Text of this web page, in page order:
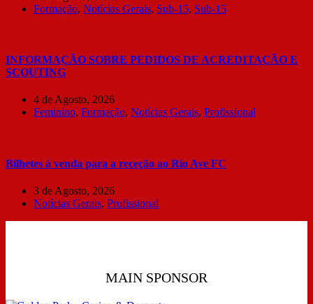
Formação, Notícias Gerais, Sub-15, Sub-15
INFORMAÇÃO SOBRE PEDIDOS DE ACREDITAÇÃO E
SCOUTING
4 de Agosto, 2026
Feminino, Formação, Notícias Gerais, Profissional
Bilhetes à venda para a receção ao Rio Ave FC
3 de Agosto, 2026
Notícias Gerais, Profissional
MAIN SPONSOR